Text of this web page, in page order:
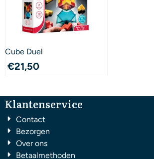
Cube Duel
€21,50
Klantenservice
Contact
Bezorgen
Over ons
Betaalmethoden